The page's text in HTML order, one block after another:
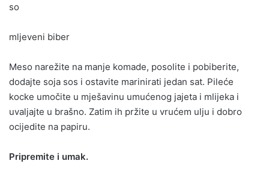
so
mljeveni biber
Meso narežite na manje komade, posolite i pobiberite,
dodajte soja sos i ostavite marinirati jedan sat. Pileće
kocke umočite u mješavinu umućenog jajeta i mlijeka i
uvaljajte u brašno. Zatim ih pržite u vrućem ulju i dobro
ocijedite na papiru.
Pripremite i umak.